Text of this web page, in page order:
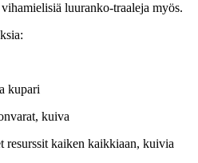
luuranko-traaleja myös.
kupari
kuiva
resurssit kaiken kaikkiaan, kuivia